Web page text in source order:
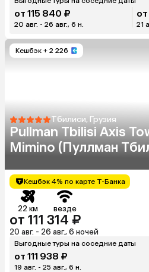
от 115 840 ₽
20 авг. - 26 авг., 6 н. 21
Кешбэк + 2 226
Тбилиси, Грузия
Pullman Tbilisi Axis
Mimino (Пуллман
Кешбэк 4% по карте Т-Банка
22 км везде
от 111 314 ₽
20 авг. - 26 авг., 6 ночей
Выгодные туры на соседние даты
от 111 938 ₽
19 авг. - 25 авг., 6 н.